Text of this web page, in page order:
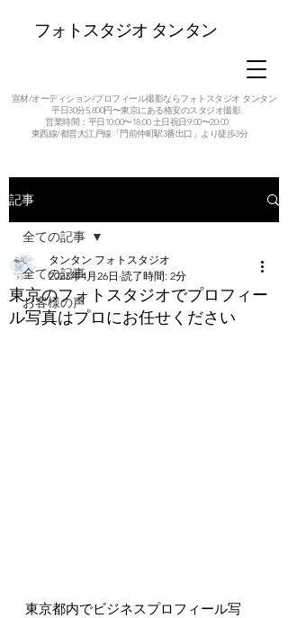
フォトスタジオ タンタン
宣材/オーディション/プロフィール撮影ならフォトスタジオ タンタン
平日30分5,800円〜東京にある格安のスタジオ撮影
営業時間：平日10:00〜18:00 土日祝日9:00〜20:00
東西線/都営大江戸線「門前仲町駅3番出口」より徒歩3分
記事
全ての記事
お客様の声
全ての記事
東京のフォトスタジオでプロフィー
ル写真はプロにお任せください
タンタン フォトスタジオ
2023年4月26日 読了時間: 2分
東京都内でビジネスプロフィール写